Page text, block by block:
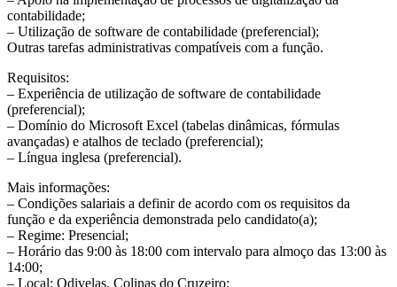
contabilidade;
– Utilização de software de contabilidade (preferencial);
Outras tarefas administrativas compatíveis com a função.
Requisitos:
– Experiência de utilização de software de contabilidade
(preferencial);
– Domínio do Microsoft Excel (tabelas dinâmicas, fórmulas
avançadas) e atalhos de teclado (preferencial);
– Língua inglesa (preferencial).
Mais informações:
– Condições salariais a definir de acordo com os requisitos da
função e da experiência demonstrada pelo candidato(a);
– Regime: Presencial;
– Horário das 9:00 às 18:00 com intervalo para almoço das 13:00 às
14:00;
– Local: Odivelas, Colinas do Cruzeiro;